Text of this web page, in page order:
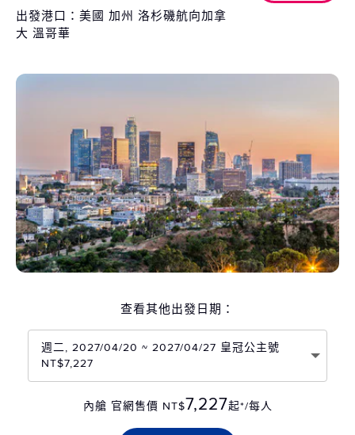
出發港口：美國 加州 洛杉磯航向加拿
大 溫哥華
查看其他出發日期：
週二, 2027/04/20 ~ 2027/04/27 皇冠公主號
NT$7,227
內艙 官網售價 NT$7,227起*/每人